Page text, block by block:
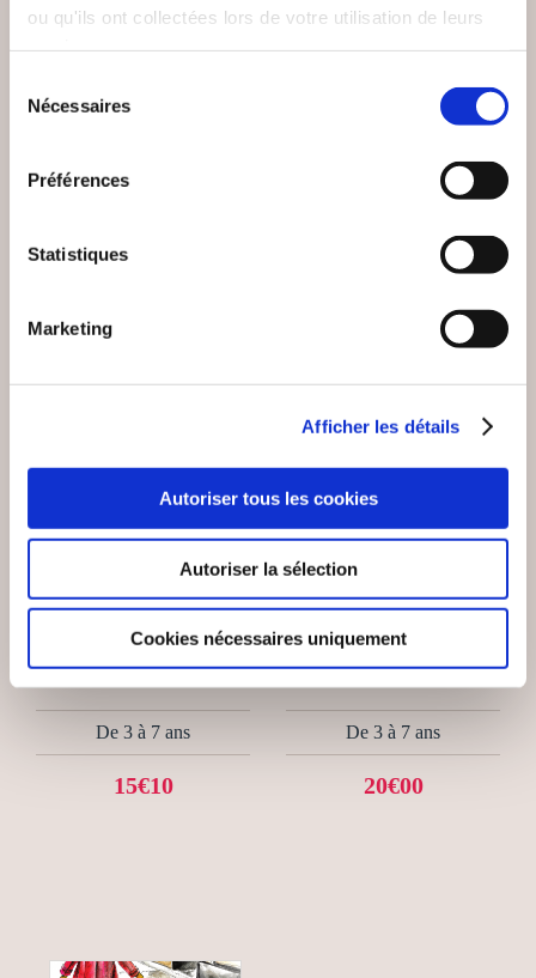
ou qu'ils ont collectées lors de votre utilisation de leurs
Nécessaires
Préférences
Statistiques
Marketing
Afficher les détails
Autoriser tous les cookies
Autoriser la sélection
Cookies nécessaires uniquement
LINA ET UBBLE
APPRENNENT LES
RÈGLES
LE CAHIER DE JOEY
(0 avis)
Sophie Lottmann-Miot
RRR!...
De 3 à 7 ans
15€10
Christophe Gendry
STUKI - LE MONDE À
LA FENETRE
De 3 à 7 ans
20€00